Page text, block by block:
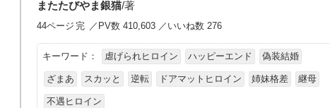
またたびやま銀猫/著
44ページ 完 ／PV数 410,603 ／いいね数 276
キーワード： 虐げられヒロイン ハッピーエンド 偽装結婚
ざまあ スカッと 逆転 ドアマットヒロイン 姉妹格差 継母
不遇ヒロイン